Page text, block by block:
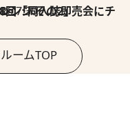
同人誌即売会にチャレンジ その2」
ームTOP